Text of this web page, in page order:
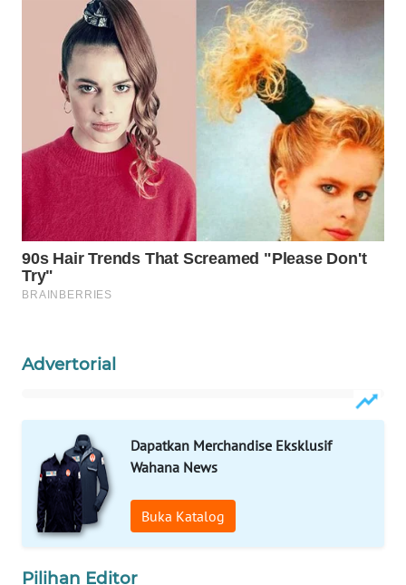
Advertorial
Dapatkan Merchandise Eksklusif
Wahana News
Buka Katalog
Pilihan Editor
WAHANA
ADVOKAT
WAHANA
INFRASTRUKTUR
WAHANA
KONSUMEN
WAHANA
LISTRIK
WAHANANEWS
ID
WAHANANEWS
CO ID